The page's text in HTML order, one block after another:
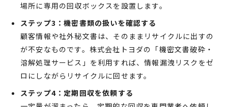
場所に専用の回収ボックスを設置します。
ステップ3：機密書類の扱いを確認する
顧客情報や社外秘文書は、そのままリサイクルに出すの
が不安なものです。株式会社トヨダの「機密文書破砕・
溶解処理サービス」を利用すれば、情報漏洩リスクをゼ
ロにしながらリサイクルに回せます。
ステップ4：定期回収を依頼する